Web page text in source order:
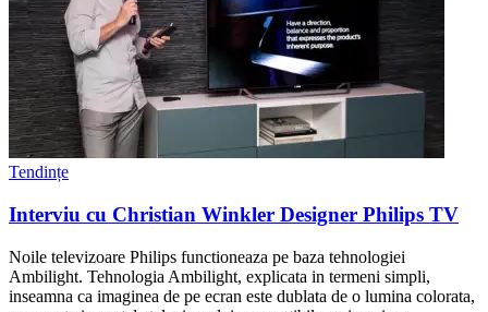
Tendințe
Interviu cu Christian Winkler Designer Philips TV
Noile televizoare Philips functioneaza pe baza tehnologiei
Ambilight. Tehnologia Ambilight, explicata in termeni simpli,
inseamna ca imaginea de pe ecran este dublata de o lumina colorata,